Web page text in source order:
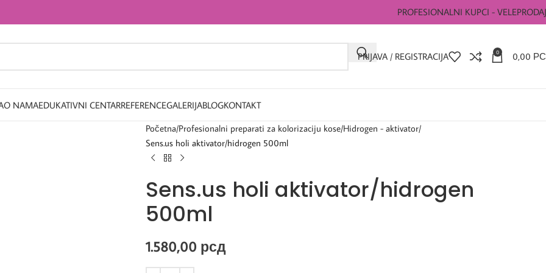
PROFESIONALNI KUPCI -
PRIJAVA / REGISTRACIJA 0 0,00
O NAMAEDUKATIVNI CENTARREFERENCEGALERIJABLOGKONTAKT
Početna Profesionalni preparati za kolorizaciju kose Hidrogen - aktivator
Sens.us holi aktivator/hidrogen 500ml
Sens.us holi aktivator/hidrogen
500ml
1.580,00 рсд